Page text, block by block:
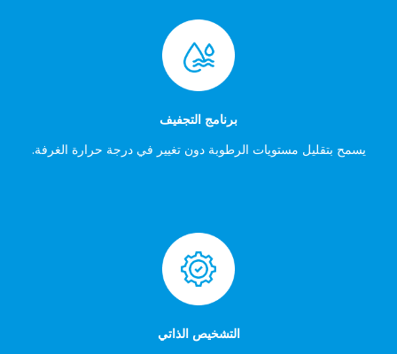
برنامج التجفيف
يسمح بتقليل مستويات الرطوبة دون تغيير في درجة حرارة الغرفة.
التشخيص الذاتي